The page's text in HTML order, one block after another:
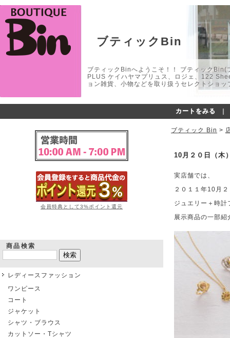
ブティックBin
ブティックBinへようこそ！！ ブティック
PLUS ケイハヤマプリュス、ロジェ、122
ョン雑貨、小物などを取り扱うセレクトショ
カートをみる
会員特典として3%ポイント還元
商品検索
レディースファッション
ワンピース
コート
ジャケット
シャツ・ブラウス
カットソー・Tシャツ
ブティック Bin >
10月２０日（木
実店舗では、
２０１１年10月
ジュエリー＋時計
展示商品の一部紹